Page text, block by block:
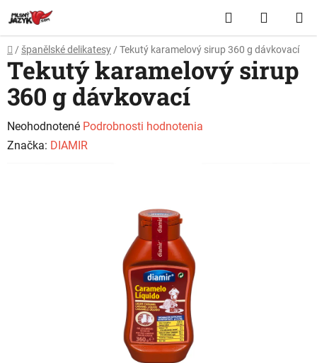
na
obsah
Hľadať
KOŠÍK
Domov
/ španělské delikatesy / Tekutý karamelový sirup 360 g dávkovací
Tekutý karamelový sirup
360 g dávkovací
Priemerné
hodnotenie
Neohodnotené Podrobnosti hodnotenia
Značka: DIAMIR